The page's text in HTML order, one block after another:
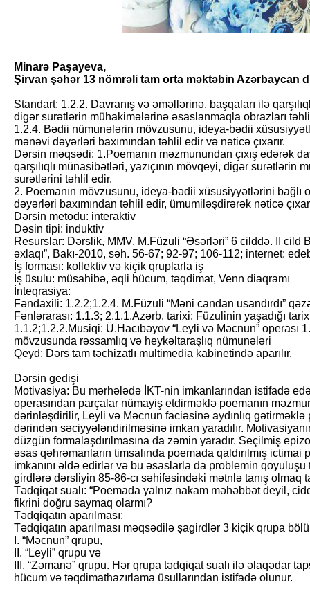
Minarə Paşayeva,
Şirvan şəhər 13 nömrəli tam orta məktəbin Azərbaycan
Standart: 1.2.2. Davranış və əməllərinə, başqaları ilə
digər surətlərin mü­haki­mələrinə əsaslanmaqla obrazları
1.2.4. Bədii nümunələrin mövzusunu, ideya-bədii
mənəvi dəyərləri baxımından təhlil edir və nəticə çıxarır.
Dərsin məqsədi: 1.Poemanın məzmunundan çıxış edərək
qarşılıqlı münasibətləri, yazıçının mövqeyi, digər surətlərin
surətlərini təhlil edir.
2. Poemanın mövzusunu, ideya-bədii xüsusiyyətlərini
dəyərləri baxımından təhlil edir, ümumiləşdirərək nəticə
Dərsin metodu: interaktiv
Dəsin tipi: induktiv
Resurslar: Dərslik, MMV, M.Füzuli “Əsərləri” 6 cilddə. II cild
əxlaqı”, Bakı-2010, səh. 56-67; 92-97; 106-112; internet:
İş forması: kollektiv və kiçik qruplarla iş
İş üsulu: müsahibə, əqli hücum, təqdimat, Venn diaq­ramı
İnteqrasiya:
Fəndaxili: 1.2.2;1.2.4. M.Füzuli “Məni candan usandırdı”
Fənlərarası: 1.1.3; 2.1.1.Azərb. tarixi: Füzulinin yaşadığı
1.1.2;1.2.2.Musiqi: Ü.Hacıbəyov “Leyli və Məcnun” operası
mövzusunda rəssamlıq və heykəltaraşlıq nümunələri
Qeyd: Dərs tam təchizatlı multimedia kabinetində aparılır.
Dərsin gedişi
Motivasiya: Bu mərhələdə İKT-nin imkanlarından istifadə
operasından parçalar nümayiş etdirməklə poemanın
dərinləşdirilir, Leyli və Məcnun faciəsinə aydınlıq gətirməklə
dərindən səciyyələndirilməsinə imkan yaradılır.
düzgün formalaşdırılmasına da zəmin yaradır. Seçilmiş
əsas qəhrəmanların timsalında poemada qaldırılmış
imkanını əldə edirlər və bu əsaslarla da problemin qoyuluşu
girdlərə dərsliyin 85-86-cı səhifəsindəki mətnlə tanış olmaq
Tədqiqat sualı: “Poemada yalnız nakam məhəbbət deyil,
fikrini doğru saymaq olarmı?
Tədqiqatın aparılması:
Tədqiqatın aparılması məqsədilə şagirdlər 3 kiçik qrupa
I. “Məcnun” qrupu,
II. “Leyli” qrupu və
III. “Zəmanə” qrupu. Hər qrupa tədqiqat sualı ilə əlaqədar
hücum və təqdimathazırlama üsullarından istifadə olunur.